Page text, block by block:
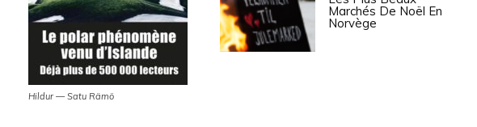
Hildur — Satu Rämö
Marchés De Noël En
Norvège